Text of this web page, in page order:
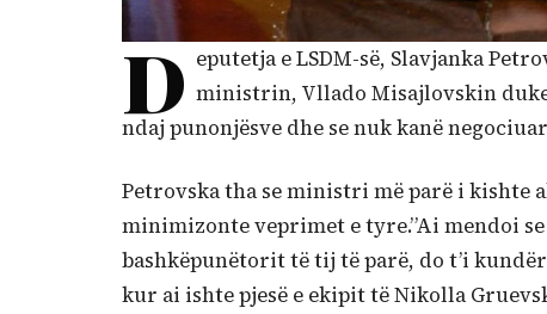
D eputetja e LSDM-së, Slavjanka
ministrin, Vllado Misajlovskin
ndaj punonjësve dhe se nuk kanë
Petrovska tha se ministri më parë i kishte
minimizonte veprimet e tyre.”Ai mendoi
bashkëpunëtorit të tij të parë, do t’i
kur ai ishte pjesë e ekipit të Nikolla